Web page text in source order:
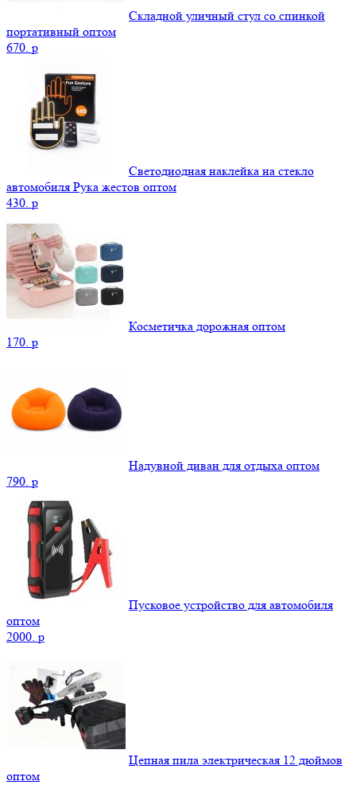
Складной уличный стул со спинкой
портативный оптом
670. p
Светодиодная наклейка на стекло
автомобиля Рука жестов оптом
430. p
Косметичка дорожная оптом
170. p
Надувной диван для отдыха оптом
790. p
Пусковое устройство для автомобиля
оптом
2000. p
Цепная пила электрическая 12 дюймов
оптом